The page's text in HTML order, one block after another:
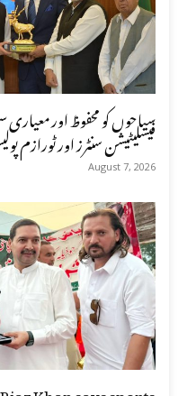
سیاحوں کو محفوظ اور
فیسلیٹیشن سنٹرز اور ٹورازم
August 7, 2026